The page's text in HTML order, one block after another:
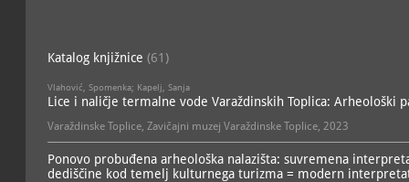
Katalog knjižnice (61)
Vlahović, Spomenka; Kapelj, Sanja
Lice i naličje termalne vode Varaždinskih Toplica: Arheološki
Varaždinske Toplice, Zavičajni muzej Varaždinske Toplice, 2023
Ponovo probuđena arheološka nalazišta: suvremena
dediščine kod temelj kulturnega turizma = modern